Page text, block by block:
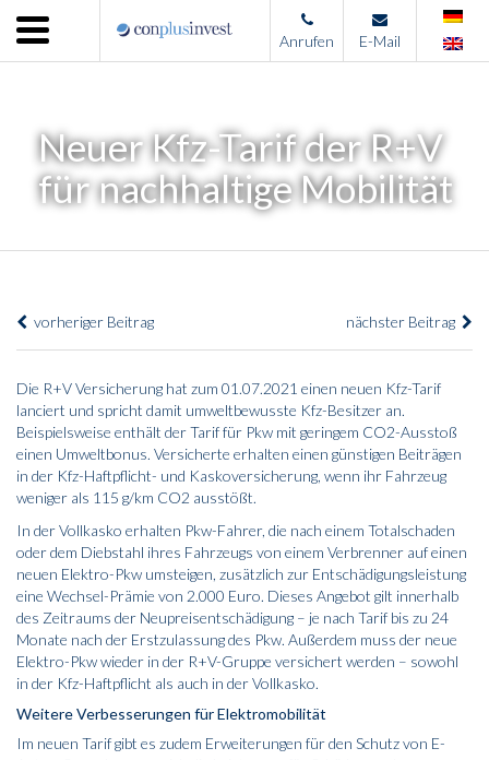
Menu
Home
Leistungen
Immobilienangebote
Kontakt
Anrufen E-Mail
Neuer Kfz-Tarif der R+V
für nachhaltige Mobilität
vorheriger Beitrag nächster Beitrag
Die R+V Versicherung hat zum 01.07.2021 einen neuen Kfz-Tarif
lanciert und spricht damit umweltbewusste Kfz-Besitzer an.
Beispielsweise enthält der Tarif für Pkw mit geringem CO2-Ausstoß
einen Umweltbonus. Versicherte erhalten einen günstigen Beiträgen
in der Kfz-Haftpflicht- und Kaskoversicherung, wenn ihr Fahrzeug
weniger als 115 g/km CO2 ausstößt.
In der Vollkasko erhalten Pkw-Fahrer, die nach einem Totalschaden
oder dem Diebstahl ihres Fahrzeugs von einem Verbrenner auf einen
neuen Elektro-Pkw umsteigen, zusätzlich zur Entschädigungsleistung
eine Wechsel-Prämie von 2.000 Euro. Dieses Angebot gilt innerhalb
des Zeitraums der Neupreisentschädigung – je nach Tarif bis zu 24
Monate nach der Erstzulassung des Pkw. Außerdem muss der neue
Elektro-Pkw wieder in der R+V-Gruppe versichert werden – sowohl
in der Kfz-Haftpflicht als auch in der Vollkasko.
Weitere Verbesserungen für Elektromobilität
Im neuen Tarif gibt es zudem Erweiterungen für den Schutz von E-